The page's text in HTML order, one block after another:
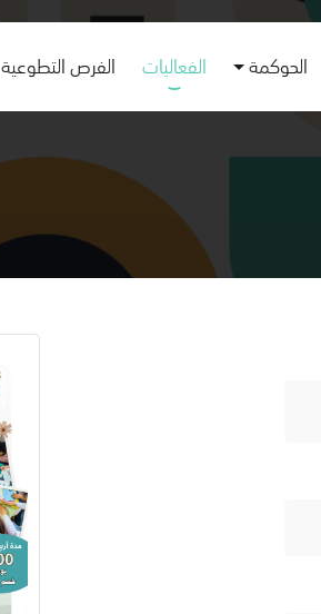
الحوكمة الفعاليات الفرص التطوعية